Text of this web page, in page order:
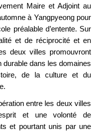
Maire et Adjoint au
à Yangpyeong pour
préalable d’entente. Sur
et de réciprocité et en
deux villes promouvront
dans les domaines
de la culture et du
entre les deux villes
et une volonté de
et pourtant unis par une